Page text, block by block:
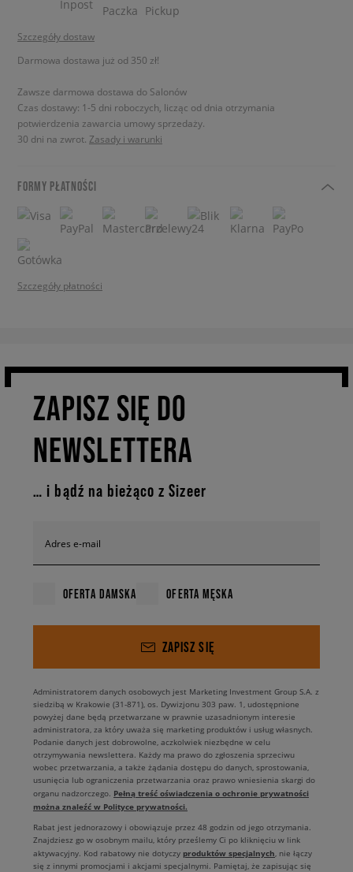
Szczegóły dostaw
Darmowa dostawa już od 350 zł!
Zawsze darmowa dostawa do Salonów
Czas dostawy: 1-5 dni roboczych, licząc od dnia otrzymania
potwierdzenia zawarcia umowy sprzedaży.
30 dni na zwrot. Zasady i warunki
FORMY PŁATNOŚCI
Szczegóły płatności
ZAPISZ SIĘ DO
NEWSLETTERA
… i bądź na bieżąco z Sizeer
Adres e-mail
OFERTA DAMSKA OFERTA MĘSKA
ZAPISZ SIĘ
Administratorem danych osobowych jest Marketing Investment Group S.A. z
siedzibą w Krakowie (31-871), os. Dywizjonu 303 paw. 1, udostępnione
powyżej dane będą przetwarzane w prawnie uzasadnionym interesie
administratora, za który uważa się marketing produktów i usług własnych.
Podanie danych jest dobrowolne, aczkolwiek niezbędne w celu
otrzymywania newslettera. Każdy ma prawo do zgłoszenia sprzeciwu
wobec przetwarzania, a także żądania dostępu do danych, sprostowania,
usunięcia lub ograniczenia przetwarzania oraz prawo wniesienia skargi do
organu nadzorczego. Pełną treść oświadczenia o ochronie prywatności
można znaleźć w Polityce prywatności.
Rabat jest jednorazowy i obowiązuje przez 48 godzin od jego otrzymania.
Znajdziesz go w osobnym mailu, który prześlemy Ci po kliknięciu w link
aktywacyjny. Kod rabatowy nie dotyczy produktów specjalnych, nie łączy
się z innymi promocjami i akcjami specjalnymi. Pamiętaj, że zapisując się